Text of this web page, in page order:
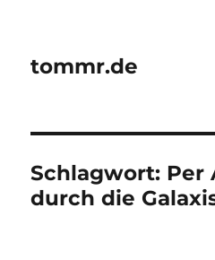
tommr.de
Schlagwort: Per
durch die